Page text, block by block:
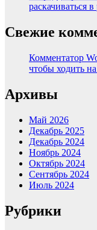
раскачиваться
Свежие
Комментатор
чтобы ходить
Архивы
Май 2026
Декабрь 2025
Декабрь 2024
Ноябрь 2024
Октябрь 2024
Сентябрь 2024
Июль 2024
Рубрики